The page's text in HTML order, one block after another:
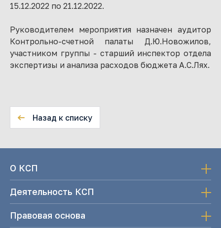
15.12.2022 по 21.12.2022.
Руководителем мероприятия назначен аудитор
Контрольно-счетной палаты Д.Ю.Новожилов,
участником группы - старший инспектор отдела
экспертизы и анализа расходов бюджета А.С.Лях.
Назад к списку
О КСП
Деятельность КСП
Правовая основа